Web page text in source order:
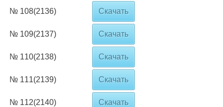
№ 108(2136) Скачать
№ 109(2137) Скачать
№ 110(2138) Скачать
№ 111(2139) Скачать
№ 112(2140) Скачать